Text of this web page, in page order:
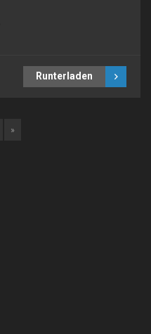
Runterladen
»